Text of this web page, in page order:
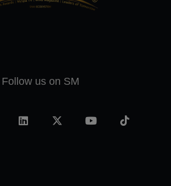
Follow us on SM
LinkedIn YouTubeTikTok